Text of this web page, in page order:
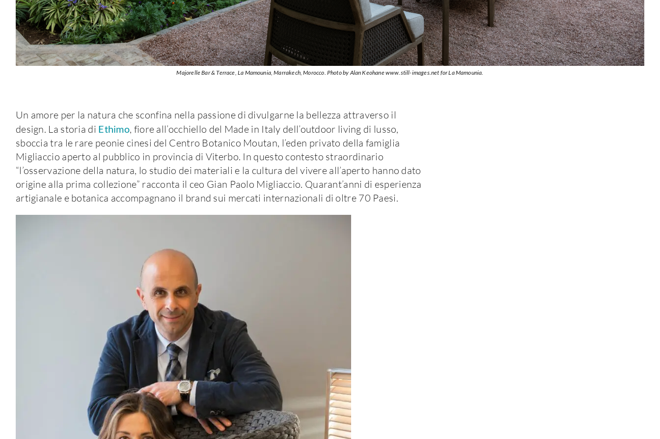
Majorelle Bar & Terrace, La Mamounia, Marrakech, Morocco. Photo by Alan Keohane www.still-images.net for La Mamounia.
Un amore per la natura che sconfina nella passione di divulgarne la bellezza attraverso il
design. La storia di Ethimo, fiore all’occhiello del Made in Italy dell’outdoor living di lusso,
sboccia tra le rare peonie cinesi del Centro Botanico Moutan, l’eden privato della famiglia
Migliaccio aperto al pubblico in provincia di Viterbo. In questo contesto straordinario
“l’osservazione della natura, lo studio dei materiali e la cultura del vivere all’aperto hanno dato
origine alla prima collezione” racconta il ceo Gian Paolo Migliaccio. Quarant’anni di esperienza
artigianale e botanica accompagnano il brand sui mercati internazionali di oltre 70 Paesi.